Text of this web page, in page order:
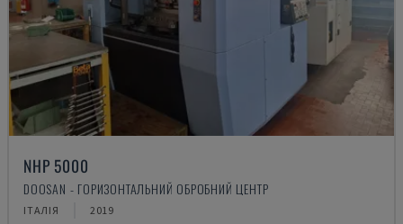
NHP 5000
DOOSAN - ГОРИЗОНТАЛЬНИЙ ОБРОБНИЙ ЦЕНТР
ІТАЛІЯ 2019